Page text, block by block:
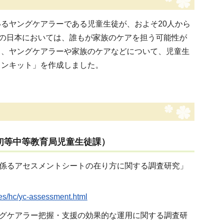
ヤングケアラーである児童生徒が、およそ20人から
日本においては、誰もが家族のケアを担う可能性が
ヤングケアラーや家族のケアなどについて、児童生
キット」を作成しました。
中等教育局児童生徒課）
アセスメントシートの在り方に関する調査研究」
hc/yc-assessment.html
ケアラー把握・支援の効果的な運用に関する調査研